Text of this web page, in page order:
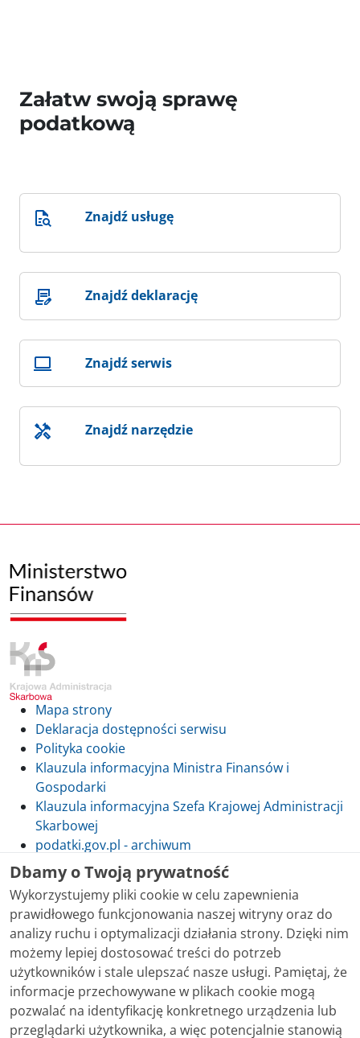
Załatw swoją sprawę
podatkową
Znajdź usługę
Znajdź deklarację
Znajdź serwis
Znajdź narzędzie
Mapa strony
Deklaracja dostępności serwisu
Polityka cookie
Klauzula informacyjna Ministra Finansów i
Gospodarki
Klauzula informacyjna Szefa Krajowej Administracji
Skarbowej
podatki.gov.pl - archiwum
Skontaktuj się z nami
Treści zamieszczone w serwisie udostępniamy
bezpłatnie. Korzystanie z treści opublikowanych w
serwisie podatki.gov.pl, niezależnie od celu i sposobu
korzystania, nie wymaga zgody Ministerstwa Finansów.
Dbamy o Twoją prywatność
Wykorzystujemy pliki cookie w celu zapewnienia
prawidłowego funkcjonowania naszej witryny oraz do
analizy ruchu i optymalizacji działania strony. Dzięki nim
możemy lepiej dostosować treści do potrzeb
użytkowników i stale ulepszać nasze usługi. Pamiętaj, że
informacje przechowywane w plikach cookie mogą
pozwalać na identyfikację konkretnego urządzenia lub
przeglądarki użytkownika, a więc potencjalnie stanowią